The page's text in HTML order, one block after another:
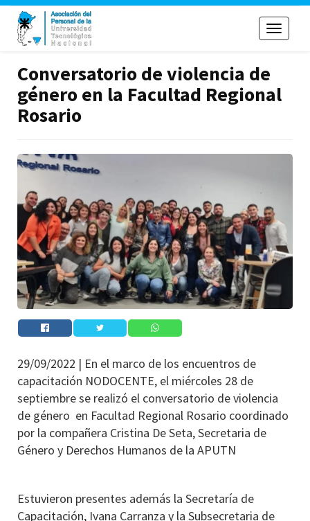
Toggle
Conversatorio de violencia de
género en la Facultad Regional
Rosario
29/09/2022 | En el marco de los encuentros de
capacitación NODOCENTE, el miércoles 28 de
septiembre se realizó el conversatorio de violencia
de género en Facultad Regional Rosario coordinado
por la compañera Cristina De Seta, Secretaria de
Género y Derechos Humanos de la APUTN
Estuvieron presentes además la Secretaría de
Capacitación, Ivana Carranza y la Subsecretaria de